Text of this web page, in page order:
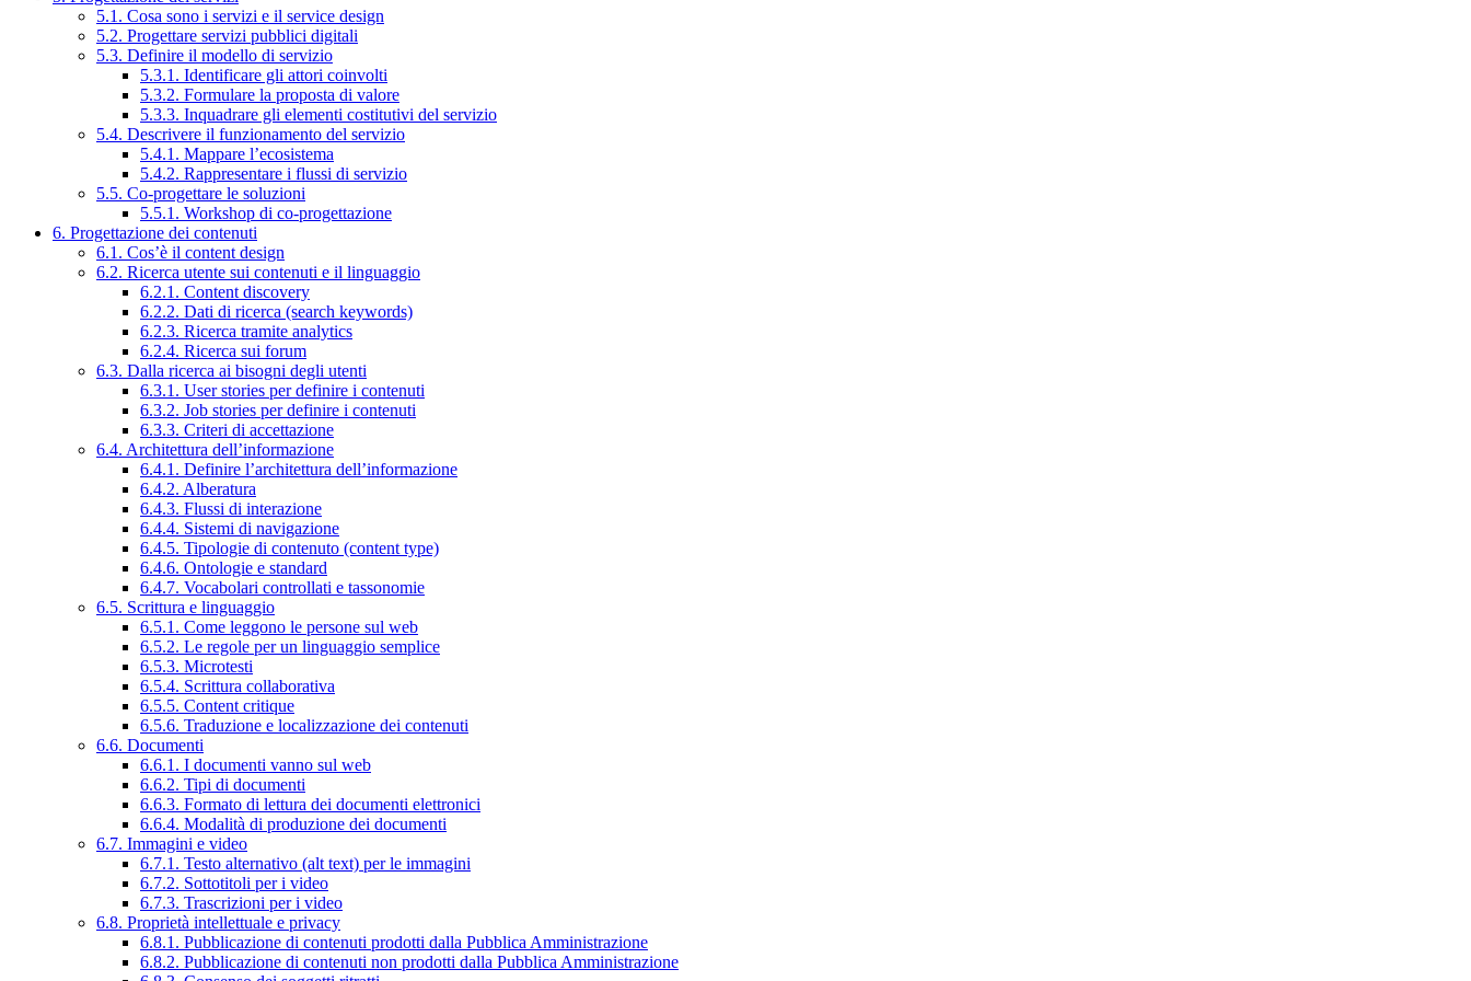
5.1. Cosa sono i servizi e il service design
5.2. Progettare servizi pubblici digitali
5.3. Definire il modello di servizio
5.3.1. Identificare gli attori coinvolti
5.3.2. Formulare la proposta di valore
5.3.3. Inquadrare gli elementi costitutivi del servizio
5.4. Descrivere il funzionamento del servizio
5.4.1. Mappare l’ecosistema
5.4.2. Rappresentare i flussi di servizio
5.5. Co-progettare le soluzioni
5.5.1. Workshop di co-progettazione
6. Progettazione dei contenuti
6.1. Cos’è il content design
6.2. Ricerca utente sui contenuti e il linguaggio
6.2.1. Content discovery
6.2.2. Dati di ricerca (search keywords)
6.2.3. Ricerca tramite analytics
6.2.4. Ricerca sui forum
6.3. Dalla ricerca ai bisogni degli utenti
6.3.1. User stories per definire i contenuti
6.3.2. Job stories per definire i contenuti
6.3.3. Criteri di accettazione
6.4. Architettura dell’informazione
6.4.1. Definire l’architettura dell’informazione
6.4.2. Alberatura
6.4.3. Flussi di interazione
6.4.4. Sistemi di navigazione
6.4.5. Tipologie di contenuto (content type)
6.4.6. Ontologie e standard
6.4.7. Vocabolari controllati e tassonomie
6.5. Scrittura e linguaggio
6.5.1. Come leggono le persone sul web
6.5.2. Le regole per un linguaggio semplice
6.5.3. Microtesti
6.5.4. Scrittura collaborativa
6.5.5. Content critique
6.5.6. Traduzione e localizzazione dei contenuti
6.6. Documenti
6.6.1. I documenti vanno sul web
6.6.2. Tipi di documenti
6.6.3. Formato di lettura dei documenti elettronici
6.6.4. Modalità di produzione dei documenti
6.7. Immagini e video
6.7.1. Testo alternativo (alt text) per le immagini
6.7.2. Sottotitoli per i video
6.7.3. Trascrizioni per i video
6.8. Proprietà intellettuale e privacy
6.8.1. Pubblicazione di contenuti prodotti dalla Pubblica Amministrazione
6.8.2. Pubblicazione di contenuti non prodotti dalla Pubblica Amministrazione